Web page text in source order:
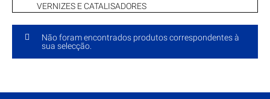
Não foram encontrados produtos correspondentes à
sua selecção.
VERNIZES E CATALISADORES